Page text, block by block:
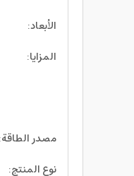
الأبعاد:
المزايا:
مصدر الطاقة:
نوع المنتج: